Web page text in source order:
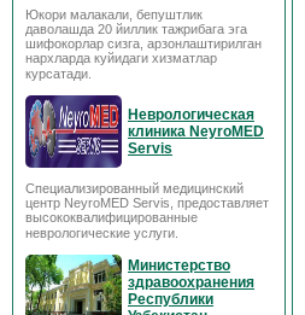
Юкори малакали, бепуштлик
даволашда 20 йиллик тажрибага эга
шифокорлар сизга, арзонлаштирилган
нархларда куйидаги хизматлар
курсатади.
Неврологическая
клиника NeyroMED
Servis
Специализированный медицинский
центр NeyroMED Servis, предоставляет
высококвалифицированные
неврологические услуги.
Министерство
здравоохранения
Республики